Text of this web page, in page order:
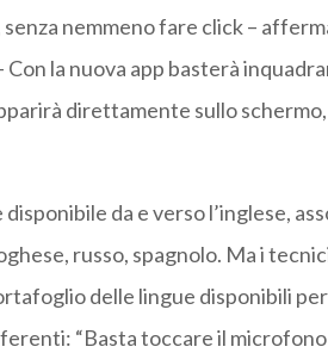
nemmeno fare click –
Con la nuova app basterà
direttamente sullo
da e verso l’inglese,
russo, spagnolo. Ma i
delle lingue disponibili
“Basta toccare il